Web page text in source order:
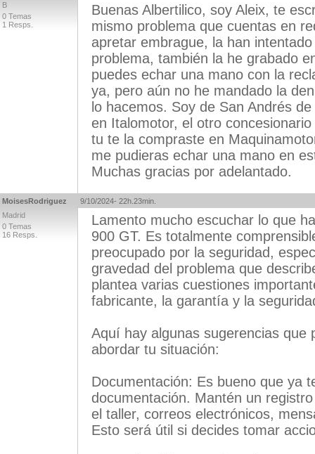
B
0 Temas
1 Resps.
Buenas Albertilico, soy Aleix, te
mismo problema que cuentas en
apretar embrague, la han
problema, también la he grabado
puedes echar una mano con la
ya, pero aún no he mandado la
lo hacemos. Soy de San Andrés
en Italomotor, el otro
tu te la compraste en
me pudieras echar una mano en
Muchas gracias por adelantado.
MoisesRodriguez
Madrid
0 Temas
16 Resps.
9/10/2024- 22h.23min.
Lamento mucho escuchar lo que
900 GT. Es totalmente
preocupado por la seguridad,
gravedad del problema que
plantea varias cuestiones
fabricante, la garantía y la
Aquí hay algunas sugerencias que
abordar tu situación:
Documentación: Es bueno que ya
documentación. Mantén un
el taller, correos electrónicos,
Esto será útil si decides tomar